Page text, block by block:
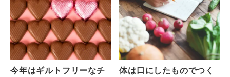
今年はギルトフリーなチ
体は口にしたものでつく